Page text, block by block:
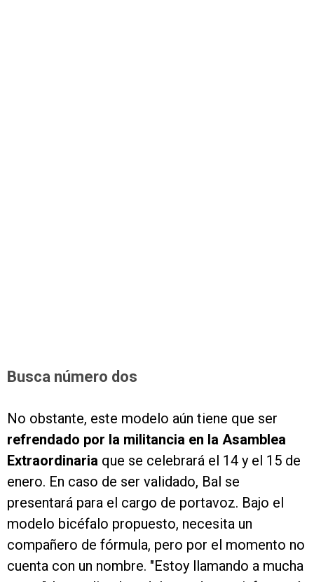
Busca número dos
No obstante, este modelo aún tiene que ser
refrendado por la militancia en la Asamblea
Extraordinaria que se celebrará el 14 y el 15 de
enero. En caso de ser validado, Bal se
presentará para el cargo de portavoz. Bajo el
modelo bicéfalo propuesto, necesita un
compañero de fórmula, pero por el momento no
cuenta con un nombre. "Estoy llamando a mucha